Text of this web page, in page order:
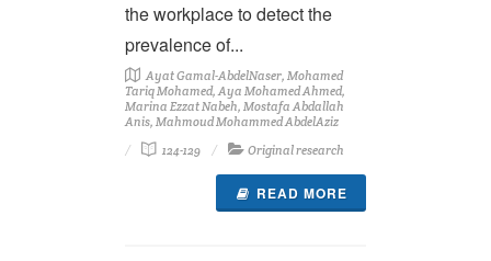
the workplace to detect the
prevalence of...
Ayat Gamal-AbdelNaser, Mohamed
Tariq Mohamed, Aya Mohamed Ahmed,
Marina Ezzat Nabeh, Mostafa Abdallah
Anis, Mahmoud Mohammed AbdelAziz
124-129
Original research
READ MORE